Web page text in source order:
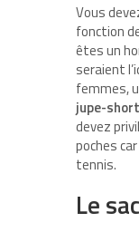
Vous
fonction
êtes un
seraient
femmes,
jupe-short
devez
poches
tennis.
Le